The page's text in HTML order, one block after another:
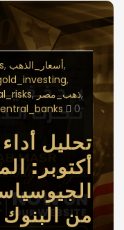
أسعار_الذهب
ذهب_مصر
0
تحليل
أكتوبر:
من